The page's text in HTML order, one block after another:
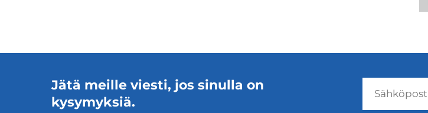
Jätä meille viesti, jos sinulla on
kysymyksiä.